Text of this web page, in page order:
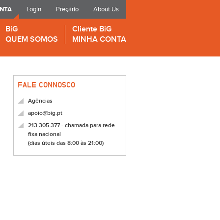
Login Preçário About Us
BiG
QUEM SOMOS
Cliente BiG
MINHA CONTA
FALE CONNOSCO
Agências
apoio@big.pt
213 305 377 - chamada para rede
fixa nacional
(dias úteis das 8:00 às 21:00)